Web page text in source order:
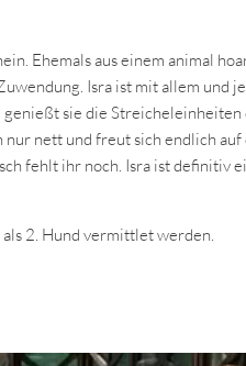
Ehemals aus einem animal
Isra ist mit allem und
sie die Streicheleinheiten
nur nett und freut sich endlich
fehlt ihr noch. Isra ist definitiv
als 2. Hund vermittlet werden.